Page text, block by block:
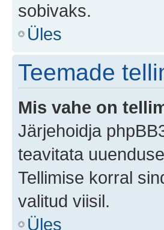
sobivaks.
Üles
Teemade
Mis vahe on
Järjehoidja
teavitata
Tellimise korral
valitud viisil.
Üles